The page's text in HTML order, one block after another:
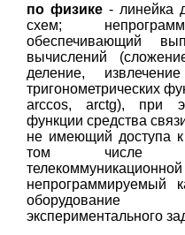
по физике - линейка
схем;
обеспечивающий
вычислений
деление,
тригонометрических
arccos, arctg), при
функции средства
не имеющий доступа
том числе к
непрограммируемый
экспериментального